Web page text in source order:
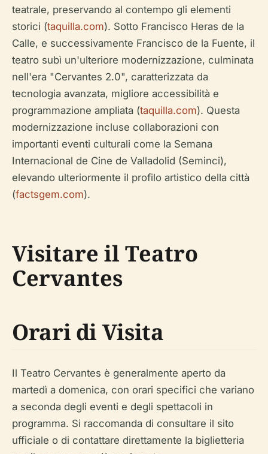
teatrale, preservando al contempo gli elementi
storici (taquilla.com). Sotto Francisco Heras de la
Calle, e successivamente Francisco de la Fuente, il
teatro subì un'ulteriore modernizzazione, culminata
nell'era "Cervantes 2.0", caratterizzata da
tecnologia avanzata, migliore accessibilità e
programmazione ampliata (taquilla.com). Questa
modernizzazione incluse collaborazioni con
importanti eventi culturali come la Semana
Internacional de Cine de Valladolid (Seminci),
elevando ulteriormente il profilo artistico della città
(factsgem.com).
Visitare il Teatro
Cervantes
Orari di Visita
Il Teatro Cervantes è generalmente aperto da
martedì a domenica, con orari specifici che variano
a seconda degli eventi e degli spettacoli in
programma. Si raccomanda di consultare il sito
ufficiale o di contattare direttamente la biglietteria